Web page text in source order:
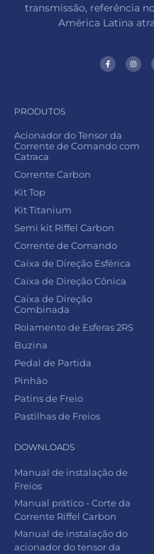
transmissão, referência
América Latina
PRODUTOS
Acionador do Tensor da
Corrente de Comando com
Catraca
Corrente Carbon
Kit Top
Kit Titanium
Semi kit Riffel Carbon
Corrente de Comando
Caixa de Direção Esférica
Caixa de Direção Cônica
Caixa de Direção
Combinada
Rolamento de Esferas 2RS
Buzina
Pedal de Partida
Pinhão
Patins de Freio
Pastilhas de Freios
DOWNLOADS
Manual de instalação de
Freios
Manual prático - Corte da
Corrente Riffel Carbon
Manual de instalação do
acionador do tensor da